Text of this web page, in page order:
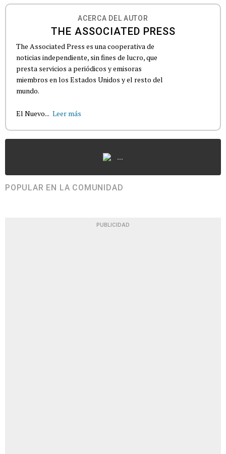
ACERCA DEL AUTOR
THE ASSOCIATED PRESS
The Associated Press es una cooperativa de
noticias independiente, sin fines de lucro, que
presta servicios a periódicos y emisoras
miembros en los Estados Unidos y el resto del
mundo.
El Nuevo... Leer más
...
POPULAR EN LA COMUNIDAD
PUBLICIDAD